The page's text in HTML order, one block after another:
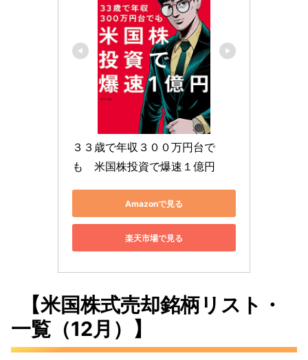
３３歳で年収３００万円台で
も　米国株投資で爆速１億円
Amazonで見る
楽天市場で見る
【米国株式売却銘柄リスト・
一覧（12月）】